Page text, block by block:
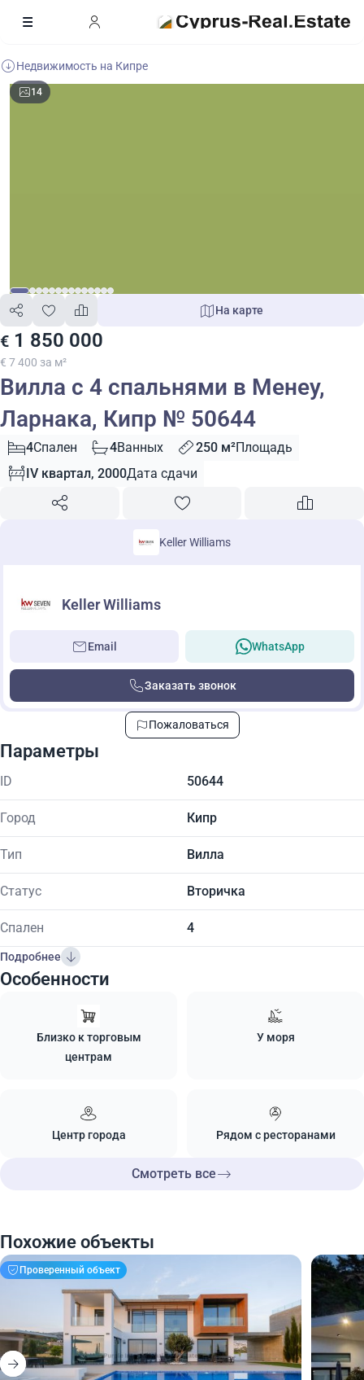
Недвижимость на Кипре
14
€ 1 850 000
€ 7 400 за м²
На карте
Вилла с 4 спальнями в Менеу,
Ларнака, Кипр № 50644
4Спален 4Ванных 250 м²Площадь
IV квартал, 2000Дата сдачи
Keller Williams
Keller Williams
Email WhatsApp
Заказать звонок
Пожаловаться
Параметры
ID 50644
Город Кипр
Тип Вилла
Статус Вторичка
Спален 4
Подробнее
Особенности
Близко к торговым
центрам
У моря
Центр города Рядом с ресторанами
Смотреть все
Похожие объекты
Проверенный объект